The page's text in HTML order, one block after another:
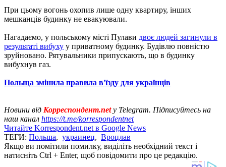
При цьому вогонь охопив лише одну квартиру, інших
мешканців будинку не евакуювали.
Нагадаємо, у польському місті Пулави двоє людей загинули в
результаті вибуху у приватному будинку. Будівлю повністю
зруйновано. Рятувальники припускають, що в будинку
вибухнув газ.
Польща змінила правила в'їзду для українців
Новини від Корреспондент.netу Telegram. Підписуйтесь на
наш канал https://t.me/korrespondentnet
Читайте Korrespondent.net в Google News
ТЕГИ: Польша, украинец, Вроцлав
Якщо ви помітили помилку, виділіть необхідний текст і
натисніть Ctrl + Enter, щоб повідомити про це редакцію.